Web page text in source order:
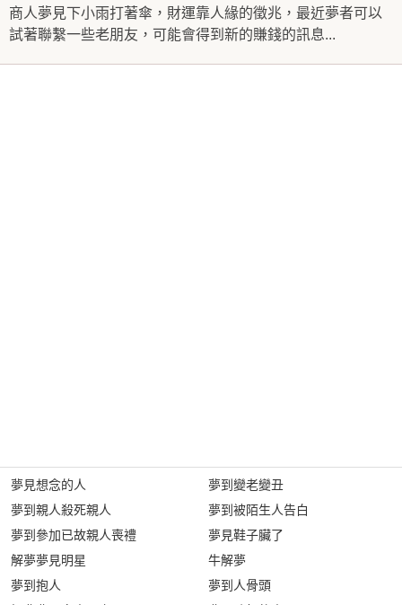
商人夢見下小雨打著傘，財運靠人緣的徵兆，最近夢者可以
試著聯繫一些老朋友，可能會得到新的賺錢的訊息...
夢見想念的人
夢到親人殺死親人
夢到參加已故親人喪禮
解夢夢見明星
夢到抱人
夢到變老變丑
夢到被陌生人告白
夢見鞋子臟了
牛解夢
夢到人骨頭